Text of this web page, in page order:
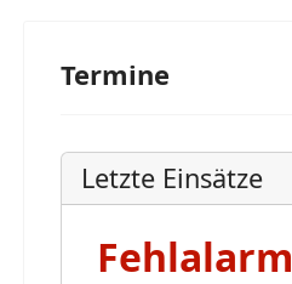
Termine
Letzte Einsätze
Fehlalarm